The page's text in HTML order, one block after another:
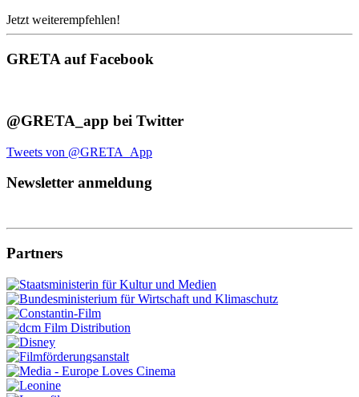
Jetzt weiterempfehlen!
GRETA auf Facebook
@GRETA_app bei Twitter
Tweets von @GRETA_App
Newsletter anmeldung
Partners